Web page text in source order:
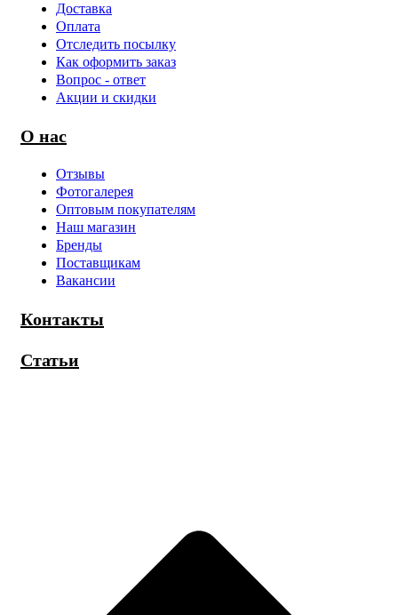
Доставка
Оплата
Отследить посылку
Как оформить заказ
Вопрос - ответ
Акции и скидки
О нас
Отзывы
Фотогалерея
Оптовым покупателям
Наш магазин
Бренды
Поставщикам
Вакансии
Контакты
Статьи